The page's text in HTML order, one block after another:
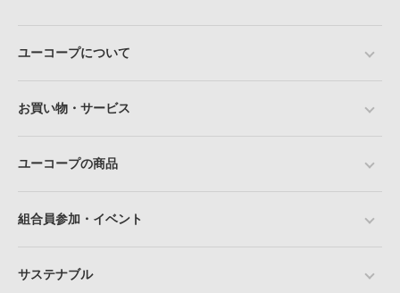
ユーコープについて
お買い物・サービス
ユーコープの商品
組合員参加・イベント
サステナブル